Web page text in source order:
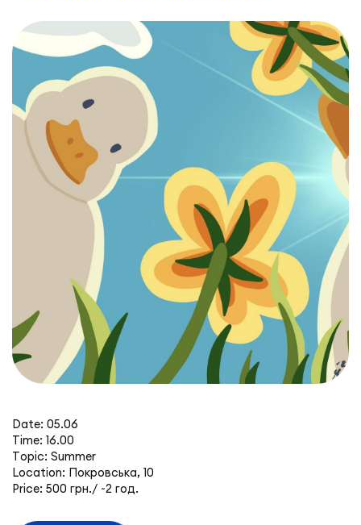
Date: 05.06
Time: 16.00
Topic: Summer
Location: Покровська, 10
Price: 500 грн./ ~2 год.